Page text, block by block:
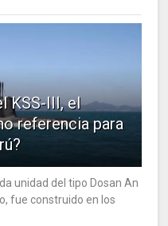
KSS-III, el
referencia para
unidad del tipo Dosan An
fue construido en los